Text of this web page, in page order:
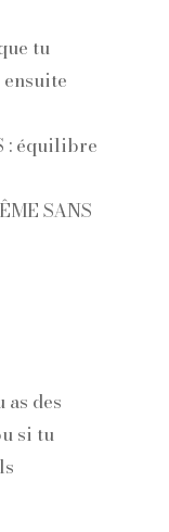
tu
: équilibre
SANS
des
si tu